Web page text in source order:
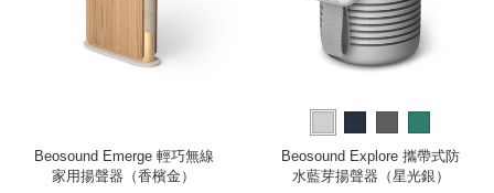
Beosound Emerge 輕巧無線
家用揚聲器（香檳金）
Beosound Explore 攜帶式防
水藍芽揚聲器（星光銀）